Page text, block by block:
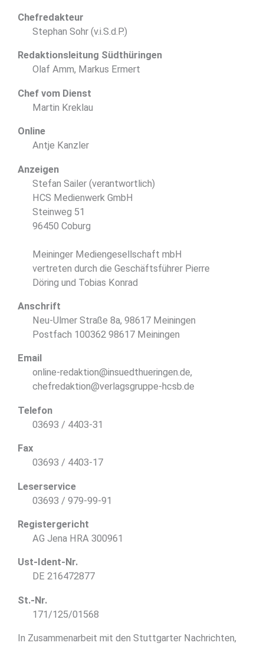
Chefredakteur
Stephan Sohr (v.i.S.d.P.)
Redaktionsleitung Südthüringen
Olaf Amm, Markus Ermert
Chef vom Dienst
Martin Kreklau
Online
Antje Kanzler
Anzeigen
Stefan Sailer (verantwortlich)
HCS Medienwerk GmbH
Steinweg 51
96450 Coburg
Meininger Mediengesellschaft mbH
vertreten durch die Geschäftsführer Pierre
Döring und Tobias Konrad
Anschrift
Neu-Ulmer Straße 8a, 98617 Meiningen
Postfach 100362 98617 Meiningen
Email
online-redaktion@insuedthueringen.de,
chefredaktion@verlagsgruppe-hcsb.de
Telefon
03693 / 4403-31
Fax
03693 / 4403-17
Leserservice
03693 / 979-99-91
Registergericht
AG Jena HRA 300961
Ust-Ident-Nr.
DE 216472877
St.-Nr.
171/125/01568
In Zusammenarbeit mit den Stuttgarter Nachrichten,